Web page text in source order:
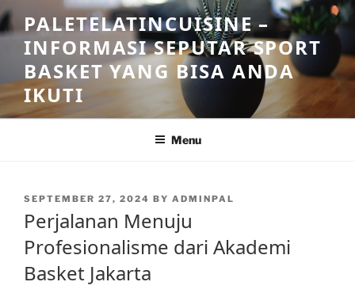
Skip
to
content
PALETELATINCUISINE –
INFORMASI SEPUTAR SPORT
BASKET YANG BISA ANDA
IKUTI
Menu
POSTED
SEPTEMBER 27, 2024 BY ADMINPAL
Perjalanan Menuju
Profesionalisme dari Akademi
Basket Jakarta